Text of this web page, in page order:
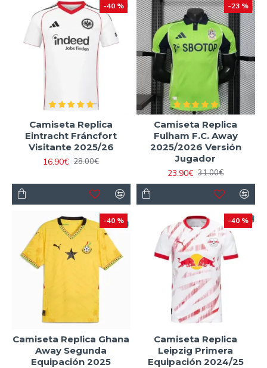
-40 %
Camiseta Replica
Eintracht Fráncfort
Visitante 2025/26
16.90€ 28.00€
-23 %
Camiseta Replica
Fulham F.C. Away
2025/2026 Versión
Jugador
23.90€ 31.00€
-40 %
Camiseta Replica Ghana
Away Segunda
Equipación 2025
-40 %
Camiseta Replica
Leipzig Primera
Equipación 2024/25